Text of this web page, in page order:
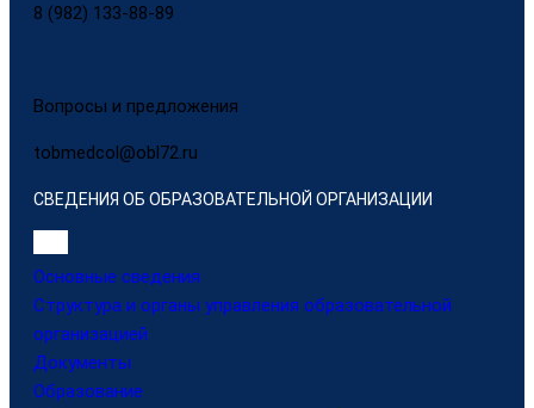
8 (982) 133-88-89
Вопросы и предложения
tobmedcol@obl72.ru
СВЕДЕНИЯ ОБ ОБРАЗОВАТЕЛЬНОЙ ОРГАНИЗАЦИИ
Основные сведения
Структура и органы управления образовательной
организацией
Документы
Образование